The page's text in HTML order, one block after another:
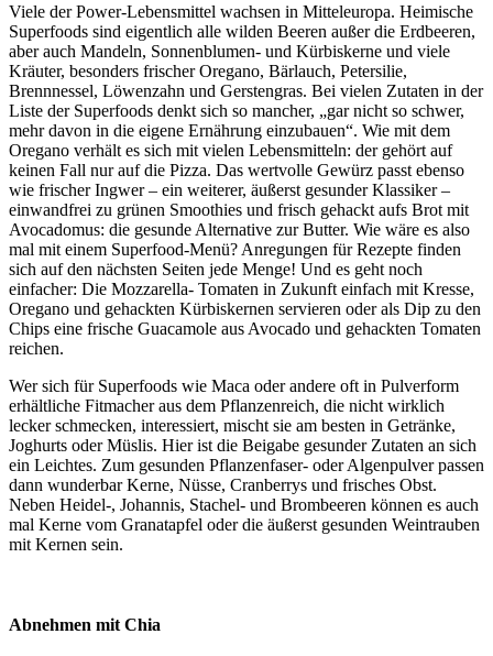
Viele der Power-Lebensmittel wachsen in Mitteleuropa. Heimische
Superfoods sind eigentlich alle wilden Beeren außer die Erdbeeren,
aber auch Mandeln, Sonnenblumen- und Kürbiskerne und viele
Kräuter, besonders frischer Oregano, Bärlauch, Petersilie,
Brennnessel, Löwenzahn und Gerstengras. Bei vielen Zutaten in der
Liste der Superfoods denkt sich so mancher, „gar nicht so schwer,
mehr davon in die eigene Ernährung einzubauen“. Wie mit dem
Oregano verhält es sich mit vielen Lebensmitteln: der gehört auf
keinen Fall nur auf die Pizza. Das wertvolle Gewürz passt ebenso
wie frischer Ingwer – ein weiterer, äußerst gesunder Klassiker –
einwandfrei zu grünen Smoothies und frisch gehackt aufs Brot mit
Avocadomus: die gesunde Alternative zur Butter. Wie wäre es also
mal mit einem Superfood-Menü? Anregungen für Rezepte finden
sich auf den nächsten Seiten jede Menge! Und es geht noch
einfacher: Die Mozzarella- Tomaten in Zukunft einfach mit Kresse,
Oregano und gehackten Kürbiskernen servieren oder als Dip zu den
Chips eine frische Guacamole aus Avocado und gehackten Tomaten
reichen.
Wer sich für Superfoods wie Maca oder andere oft in Pulverform
erhältliche Fitmacher aus dem Pflanzenreich, die nicht wirklich
lecker schmecken, interessiert, mischt sie am besten in Getränke,
Joghurts oder Müslis. Hier ist die Beigabe gesunder Zutaten an sich
ein Leichtes. Zum gesunden Pflanzenfaser- oder Algenpulver passen
dann wunderbar Kerne, Nüsse, Cranberrys und frisches Obst.
Neben Heidel-, Johannis, Stachel- und Brombeeren können es auch
mal Kerne vom Granatapfel oder die äußerst gesunden Weintrauben
mit Kernen sein.
Abnehmen mit Chia